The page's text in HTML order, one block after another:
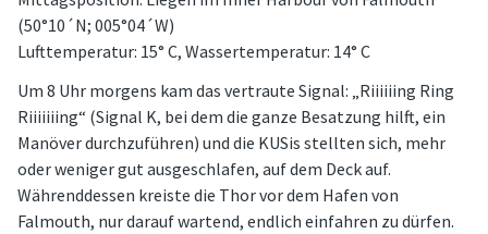
(50°10´N; 005°04´W)
Lufttemperatur: 15° C, Wassertemperatur: 14° C
Um 8 Uhr morgens kam das vertraute Signal: „Riiiiiing Ring
Riiiiiiing“ (Signal K, bei dem die ganze Besatzung hilft, ein
Manöver durchzuführen) und die KUSis stellten sich, mehr
oder weniger gut ausgeschlafen, auf dem Deck auf.
Währenddessen kreiste die Thor vor dem Hafen von
Falmouth, nur darauf wartend, endlich einfahren zu dürfen.